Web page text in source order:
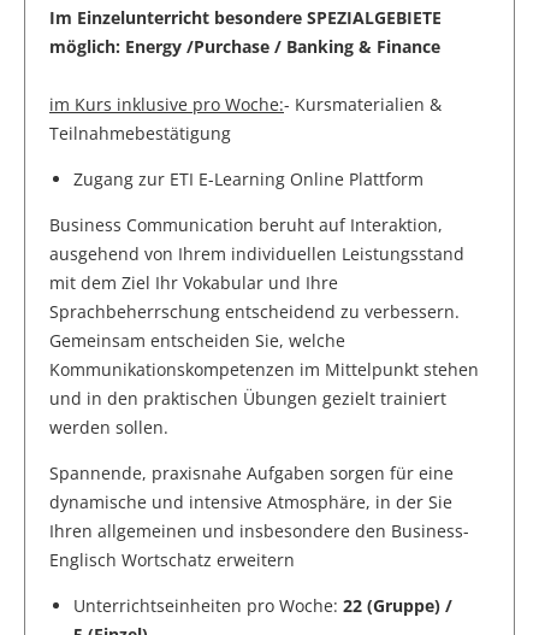
Im Einzelunterricht besondere SPEZIALGEBIETE
möglich: Energy /Purchase / Banking & Finance
im Kurs inklusive pro Woche:- Kursmaterialien &
Teilnahmebestätigung
Zugang zur ETI E-Learning Online Plattform
Business Communication beruht auf Interaktion,
ausgehend von Ihrem individuellen Leistungsstand
mit dem Ziel Ihr Vokabular und Ihre
Sprachbeherrschung entscheidend zu verbessern.
Gemeinsam entscheiden Sie, welche
Kommunikationskompetenzen im Mittelpunkt stehen
und in den praktischen Übungen gezielt trainiert
werden sollen.
Spannende, praxisnahe Aufgaben sorgen für eine
dynamische und intensive Atmosphäre, in der Sie
Ihren allgemeinen und insbesondere den Business-
Englisch Wortschatz erweitern
Unterrichtseinheiten pro Woche: 22 (Gruppe) /